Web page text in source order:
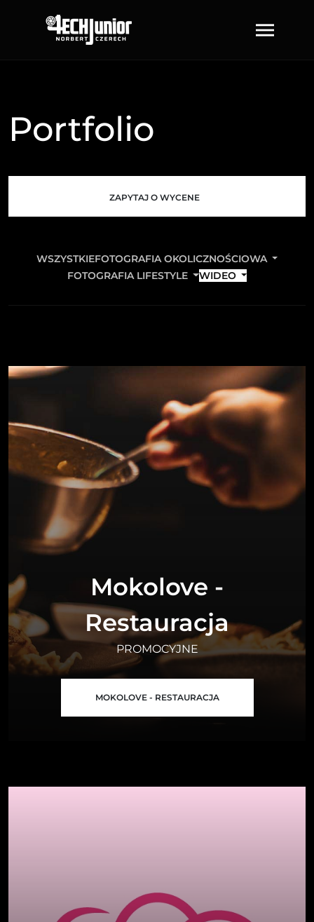
Portfolio
ZAPYTAJ O WYCENE
WSZYSTKIEFOTOGRAFIA OKOLICZNOŚCIOWA
FOTOGRAFIA LIFESTYLE
WIDEO
Mokolove -
Restauracja
PROMOCYJNE
MOKOLOVE - RESTAURACJA